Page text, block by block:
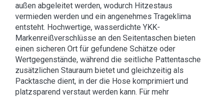
außen abgeleitet werden, wodurch Hitzestaus
vermieden werden und ein angenehmes Trageklima
entsteht. Hochwertige, wasserdichte YKK-
Markenreißverschlüsse an den Seitentaschen bieten
einen sicheren Ort für gefundene Schätze oder
Wertgegenstände, während die seitliche Pattentasche
zusätzlichen Stauraum bietet und gleichzeitig als
Packtasche dient, in der die Hose komprimiert und
platzsparend verstaut werden kann. Für mehr